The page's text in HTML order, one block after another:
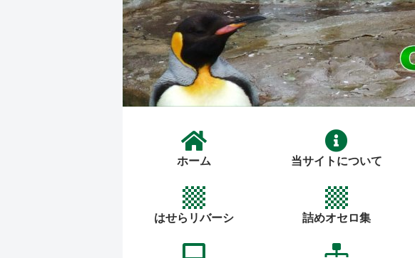
ホーム 当サイトについて
はせらリバーシ 詰めオセロ集